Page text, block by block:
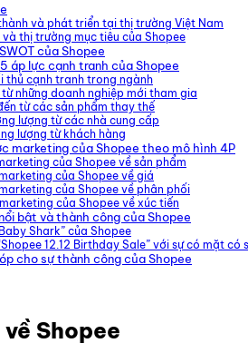
thành và phát triển tại thị trường Việt Nam
và thị trường mục tiêu của Shopee
của Shopee
áp lực cạnh tranh của Shopee
thủ cạnh tranh trong ngành
những doanh nghiệp mới tham gia
từ các sản phẩm thay thế
lượng từ các nhà cung cấp
lượng từ khách hàng
marketing của Shopee theo mô hình 4P
của Shopee về sản phẩm
của Shopee về giá
của Shopee về phân phối
của Shopee về xúc tiến
bật và thành công của Shopee
Shark” của Shopee
12.12 Birthday Sale” với sự có mặt có
cho sự thành công của Shopee
Shopee